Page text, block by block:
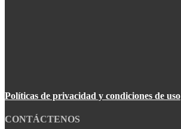
Políticas de privacidad y condiciones de uso
CONTÁCTENOS